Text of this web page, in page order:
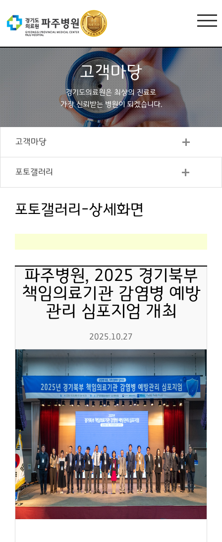
고객마당
경기도의료원은 최상의 진료로
가장 신뢰받는 병원이 되겠습니다.
고객마당
포토갤러리
포토갤러리-상세화면
파주병원, 2025 경기북부
책임의료기관 감염병 예방
관리 심포지엄 개최
2025.10.27